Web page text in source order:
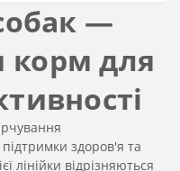
—
корм для
здоров'я та
лінійки відрізняються